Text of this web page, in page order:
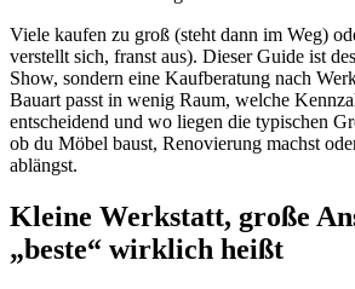
Viele kaufen zu groß (steht dann im Weg)
verstellt sich, franst aus). Dieser Guide ist
Show, sondern eine Kaufberatung nach
Bauart passt in wenig Raum, welche
entscheidend und wo liegen die typischen
ob du Möbel bau­st, Renovierung machst
ablängst.
Kleine Werkstatt, große
„beste“ wirklich heißt